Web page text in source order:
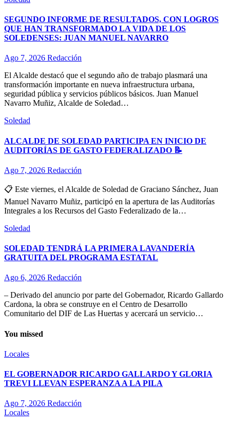
SEGUNDO INFORME DE RESULTADOS, CON LOGROS
QUE HAN TRANSFORMADO LA VIDA DE LOS
SOLEDENSES: JUAN MANUEL NAVARRO
Ago 7, 2026 Redacción
El Alcalde destacó que el segundo año de trabajo plasmará una
transformación importante en nueva infraestructura urbana,
seguridad pública y servicios públicos básicos. Juan Manuel
Navarro Muñiz, Alcalde de Soledad…
Soledad
ALCALDE DE SOLEDAD PARTICIPA EN INICIO DE
AUDITORÍAS DE GASTO FEDERALIZADO 📝
Ago 7, 2026 Redacción
📋 Este viernes, el Alcalde de Soledad de Graciano Sánchez, Juan
Manuel Navarro Muñiz, participó en la apertura de las Auditorías
Integrales a los Recursos del Gasto Federalizado de la…
Soledad
SOLEDAD TENDRÁ LA PRIMERA LAVANDERÍA
GRATUITA DEL PROGRAMA ESTATAL
Ago 6, 2026 Redacción
– Derivado del anuncio por parte del Gobernador, Ricardo Gallardo
Cardona, la obra se construye en el Centro de Desarrollo
Comunitario del DIF de Las Huertas y acercará un servicio…
You missed
Locales
EL GOBERNADOR RICARDO GALLARDO Y GLORIA
TREVI LLEVAN ESPERANZA A LA PILA
Ago 7, 2026 Redacción
Locales